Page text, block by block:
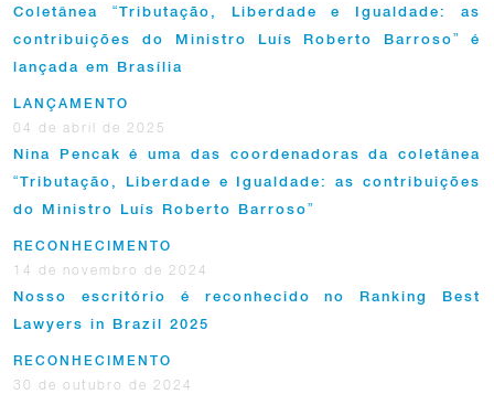
Coletânea “Tributação, Liberdade e Igualdade: as
contribuições do Ministro Luís Roberto Barroso” é
lançada em Brasília
LANÇAMENTO
04 de abril de 2025
Nina Pencak é uma das coordenadoras da coletânea
“Tributação, Liberdade e Igualdade: as contribuições
do Ministro Luís Roberto Barroso”
RECONHECIMENTO
14 de novembro de 2024
Nosso escritório é reconhecido no Ranking Best
Lawyers in Brazil 2025
RECONHECIMENTO
30 de outubro de 2024